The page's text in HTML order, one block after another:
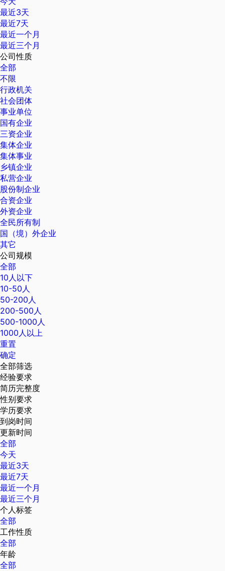
最近3天
最近7天
最近一个月
最近三个月
公司性质
全部
不限
行政机关
社会团体
事业单位
国有企业
三资企业
集体企业
集体事业
乡镇企业
私营企业
股份制企业
合资企业
外资企业
全民所有制
国（境）外企业
其它
公司规模
全部
10人以下
10-50人
50-200人
200-500人
500-1000人
1000人以上
重置
确定
全部筛选
经验要求
简历完整度
性别要求
学历要求
到岗时间
更新时间
全部
今天
最近3天
最近7天
最近一个月
最近三个月
个人标签
全部
工作性质
全部
年龄
全部